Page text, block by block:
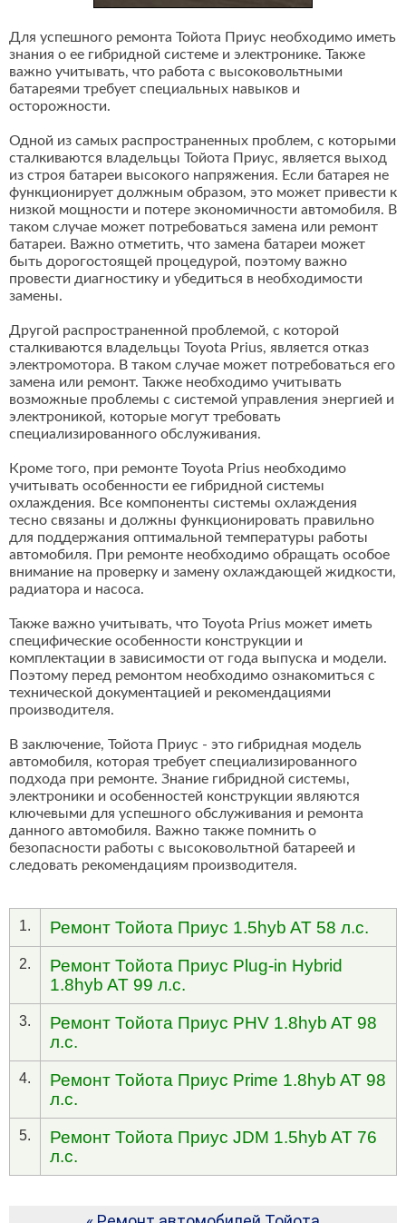
Для успешного ремонта Тойота Приус необходимо иметь
знания о ее гибридной системе и электронике. Также
важно учитывать, что работа с высоковольтными
батареями требует специальных навыков и
осторожности.
Одной из самых распространенных проблем, с которыми
сталкиваются владельцы Тойота Приус, является выход
из строя батареи высокого напряжения. Если батарея не
функционирует должным образом, это может привести к
низкой мощности и потере экономичности автомобиля. В
таком случае может потребоваться замена или ремонт
батареи. Важно отметить, что замена батареи может
быть дорогостоящей процедурой, поэтому важно
провести диагностику и убедиться в необходимости
замены.
Другой распространенной проблемой, с которой
сталкиваются владельцы Toyota Prius, является отказ
электромотора. В таком случае может потребоваться его
замена или ремонт. Также необходимо учитывать
возможные проблемы с системой управления энергией и
электроникой, которые могут требовать
специализированного обслуживания.
Кроме того, при ремонте Toyota Prius необходимо
учитывать особенности ее гибридной системы
охлаждения. Все компоненты системы охлаждения
тесно связаны и должны функционировать правильно
для поддержания оптимальной температуры работы
автомобиля. При ремонте необходимо обращать особое
внимание на проверку и замену охлаждающей жидкости,
радиатора и насоса.
Также важно учитывать, что Toyota Prius может иметь
специфические особенности конструкции и
комплектации в зависимости от года выпуска и модели.
Поэтому перед ремонтом необходимо ознакомиться с
технической документацией и рекомендациями
производителя.
В заключение, Тойота Приус - это гибридная модель
автомобиля, которая требует специализированного
подхода при ремонте. Знание гибридной системы,
электроники и особенностей конструкции являются
ключевыми для успешного обслуживания и ремонта
данного автомобиля. Важно также помнить о
безопасности работы с высоковольтной батареей и
следовать рекомендациям производителя.
1. Ремонт Тойота Приус 1.5hyb AT 58 л.с.
2.
Ремонт Тойота Приус Plug-in Hybrid
1.8hyb AT 99 л.с.
3.
Ремонт Тойота Приус PHV 1.8hyb AT 98
л.с.
4.
Ремонт Тойота Приус Prime 1.8hyb AT 98
л.с.
5.
Ремонт Тойота Приус JDM 1.5hyb AT 76
л.с.